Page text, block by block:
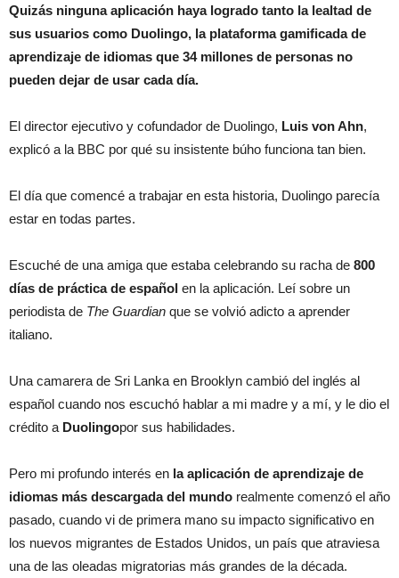
Quizás ninguna aplicación haya logrado tanto la lealtad de
sus usuarios como Duolingo, la plataforma gamificada de
aprendizaje de idiomas que 34 millones de personas no
pueden dejar de usar cada día.
El director ejecutivo y cofundador de Duolingo, Luis von Ahn,
explicó a la BBC por qué su insistente búho funciona tan bien.
El día que comencé a trabajar en esta historia, Duolingo parecía
estar en todas partes.
Escuché de una amiga que estaba celebrando su racha de 800
días de práctica de español en la aplicación. Leí sobre un
periodista de The Guardian que se volvió adicto a aprender
italiano.
Una camarera de Sri Lanka en Brooklyn cambió del inglés al
español cuando nos escuchó hablar a mi madre y a mí, y le dio el
crédito a Duolingopor sus habilidades.
Pero mi profundo interés en la aplicación de aprendizaje de
idiomas más descargada del mundo realmente comenzó el año
pasado, cuando vi de primera mano su impacto significativo en
los nuevos migrantes de Estados Unidos, un país que atraviesa
una de las oleadas migratorias más grandes de la década.